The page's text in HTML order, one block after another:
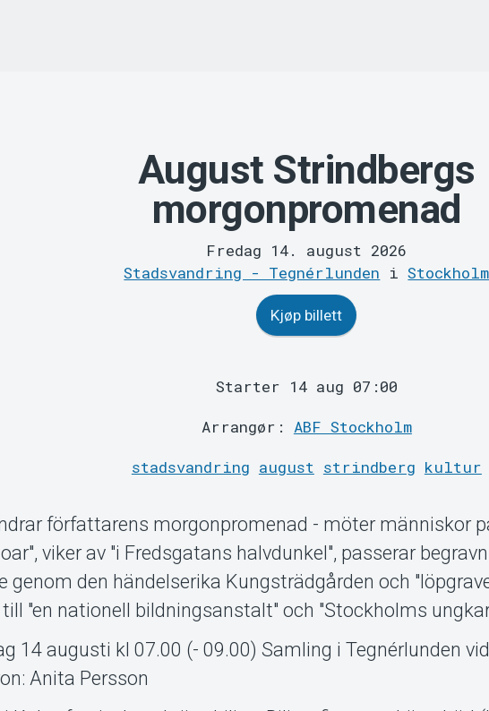
August Strindbergs
morgonpromenad
Fredag 14. august 2026
Stadsvandring - Tegnérlunden iStockholm
Kjøp billett
Starter 14 aug 07:00
Arrangør: ABF Stockholm
stadsvandring august strindberg kultur
författarens morgonpromenad - möter människor
viker av "i Fredsgatans halvdunkel", passerar
genom den händelserika Kungsträdgården och
"en nationell bildningsanstalt" och "Stockholms
14 augusti kl 07.00 (- 09.00) Samling i Tegnérlunden
Anita Persson